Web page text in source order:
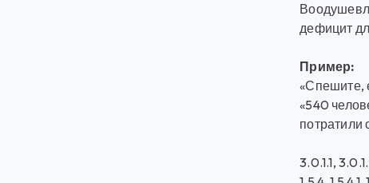
дефицит
Пример:
«Спешите,
«540
потратили
3.0.1.1,